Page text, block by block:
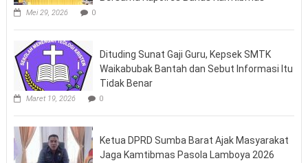
Mei 29, 2026 0
Dituding Sunat Gaji Guru, Kepsek SMTK
Waikabubak Bantah dan Sebut Informasi Itu
Tidak Benar
Maret 19, 2026 0
Ketua DPRD Sumba Barat Ajak Masyarakat
Jaga Kamtibmas Pasola Lamboya 2026